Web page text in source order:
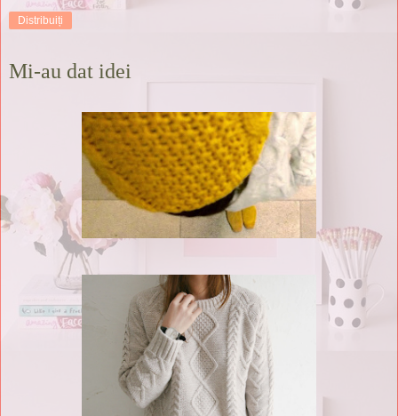
Distribuiți
Mi-au dat idei